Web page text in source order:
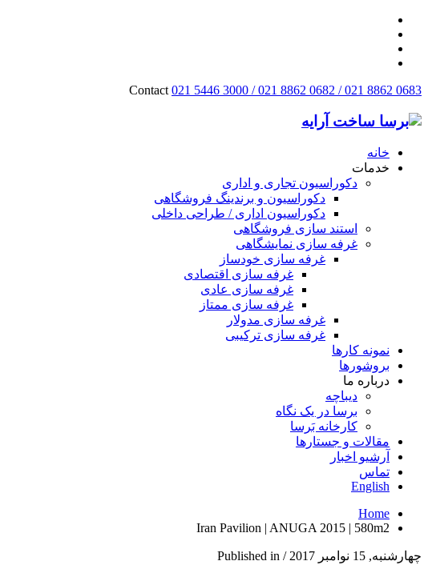
Contact 021 5446 3000 / 021 8862 0682 / 021 8862 0683
خانه
خدمات
دکوراسیون تجاری و اداری
دکوراسیون و برندینگ فروشگاهی
دکوراسیون اداری / طراحی داخلی
استند سازی فروشگاهی
غرفه سازی نمایشگاهی
غرفه سازی خودساز
غرفه سازی اقتصادی
غرفه سازی عادی
غرفه سازی ممتاز
غرفه سازی مدولار
غرفه سازی ترکیبی
نمونه کارها
بروشورها
درباره ما
دیباچه
برسا در یک نگاه
کارخانه بَرسا
مقالات و جستارها
آرشیو اخبار
تماس
English
Home
Iran Pavilion | ANUGA 2015 | 580m2
چهارشنبه, 15 نوامبر 2017 /
Published in